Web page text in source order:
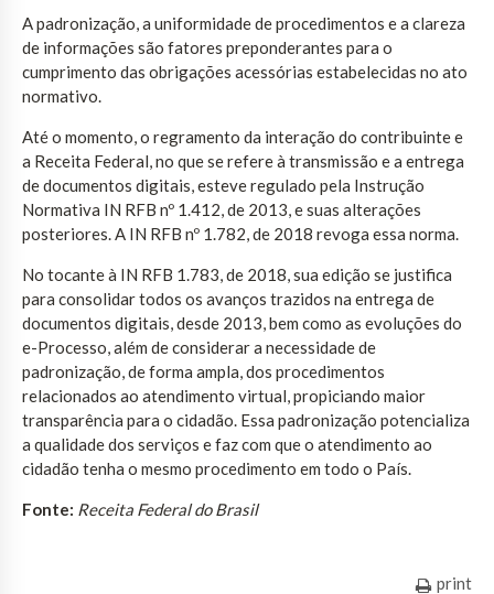
A padronização, a uniformidade de procedimentos e a clareza
de informações são fatores preponderantes para o
cumprimento das obrigações acessórias estabelecidas no ato
normativo.
Até o momento, o regramento da interação do contribuinte e
a Receita Federal, no que se refere à transmissão e a entrega
de documentos digitais, esteve regulado pela Instrução
Normativa IN RFB nº 1.412, de 2013, e suas alterações
posteriores. A IN RFB nº 1.782, de 2018 revoga essa norma.
No tocante à IN RFB 1.783, de 2018, sua edição se justifica
para consolidar todos os avanços trazidos na entrega de
documentos digitais, desde 2013, bem como as evoluções do
e-Processo, além de considerar a necessidade de
padronização, de forma ampla, dos procedimentos
relacionados ao atendimento virtual, propiciando maior
transparência para o cidadão. Essa padronização potencializa
a qualidade dos serviços e faz com que o atendimento ao
cidadão tenha o mesmo procedimento em todo o País.
Fonte: Receita Federal do Brasil
print